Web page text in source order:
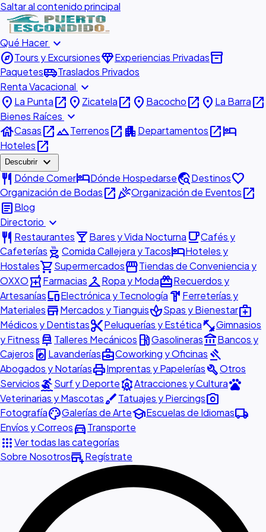
Saltar al contenido principal
Qué Hacer expand_more
exploreTours y ExcursionesdiamondExperiencias Privadasinventory_2
Paquetesairport_shuttleTraslados Privados
Renta Vacacional expand_more
place La Puntaopen_in_new place Zicatelaopen_in_new place Bacochoopen_in_new place La Barraopen_in_new
Bienes Raíces expand_more
houseCasasopen_in_newlandscapeTerrenosopen_in_new apartmentDepartamentosopen_in_newhotel
Hotelesopen_in_new
Descubrir expand_more
restaurant Dónde ComerhotelDónde Hospedarsetravel_exploreDestinosfavorite
Organización de Bodasopen_in_newcelebrationOrganización de Eventosopen_in_new
articleBlog
Directorio expand_more
restaurant Restauranteslocal_barBares y Vida Nocturna local_cafeCafés y
Cafeterías outdoor_grill Comida Callejera y TacoshotelHoteles y
Hostalesshopping_cartSupermercadosstorefrontTiendas de Conveniencia y
OXXOlocal_pharmacyFarmaciascheckroomRopa y ModaredeemRecuerdos y
ArtesaníasdevicesElectrónica y Tecnología hardware Ferreterías y
MaterialesstoreMercados y TianguisspaSpas y Bienestarmedical_services
Médicos y Dentistascontent_cutPeluquerías y Estéticafitness_centerGimnasios
y Fitness car_repair Talleres Mecánicos local_gas_stationGasolinerasaccount_balanceBancos y
Cajeros local_laundry_service Lavanderíasbusiness_centerCoworking y Oficinas gavel
Abogados y NotaríasprintImprentas y PapeleríasbuildOtros
ServiciossurfingSurf y DeporteattractionsAtracciones y Culturapets
Veterinarias y MascotasbrushTatuajes y Piercingsphoto_camera
FotografíapaletteGalerías de ArteschoolEscuelas de Idiomaslocal_shipping
Envíos y Correosdirections_carTransporte
appsVer todas las categorías
Sobre Nosotrosadd_businessRegístrate